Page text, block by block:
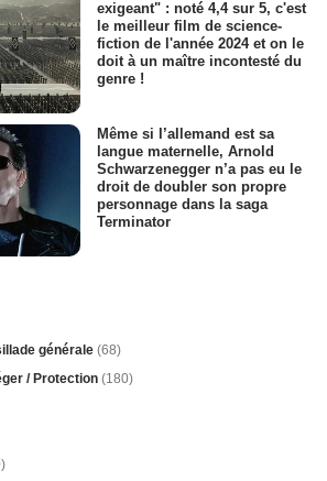
exigeant" : noté 4,4 sur 5, c'est
le meilleur film de science-
fiction de l'année 2024 et on le
doit à un maître incontesté du
genre !
Même si l’allemand est sa
langue maternelle, Arnold
Schwarzenegger n’a pas eu le
droit de doubler son propre
personnage dans la saga
Terminator
générale (68)
/ Protection (180)